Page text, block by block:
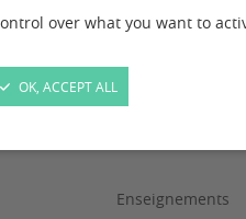
over what you want to
OK, ACCEPT ALL
- Corée du
Enseignements